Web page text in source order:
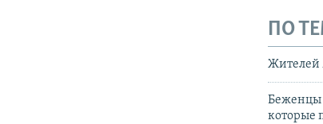
ПО
Жителей
Беженцы
которые